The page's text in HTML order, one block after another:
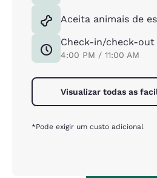
Aceita animais de
Check-in/check-out
4:00 PM / 11:00 AM
Visualizar todas as
*Pode exigir um custo adicional